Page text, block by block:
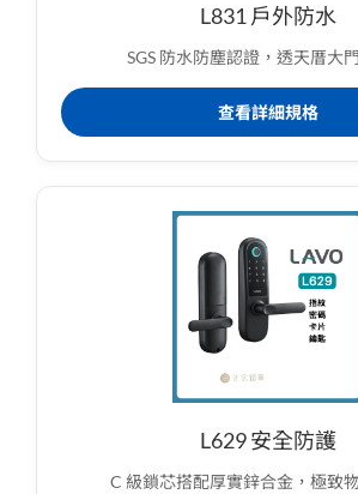
L831 戶外防水
SGS 防水防塵認證，透天厝大
查看詳細規格
L629 安全防護
C 級鎖芯搭配厚實鋅合金，極致